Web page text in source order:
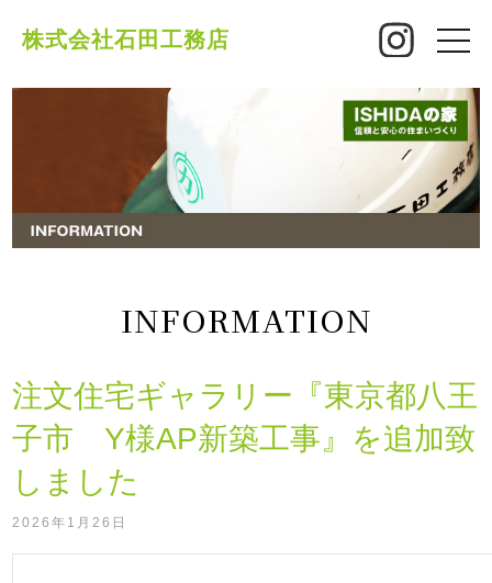
株式会社石田工務店
toggle
INFORMATION
注文住宅ギャラリー『東京都八王
子市 Y様AP新築工事』を追加致
しました
2026年1月26日